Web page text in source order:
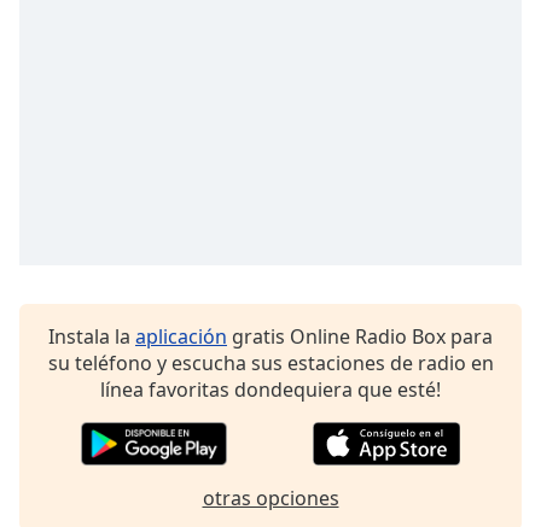
window.
EscapeInstala la aplicación gratis Online Radio Box para
su teléfono y escucha sus estaciones de radio en
línea favoritas dondequiera que esté!
otras opciones